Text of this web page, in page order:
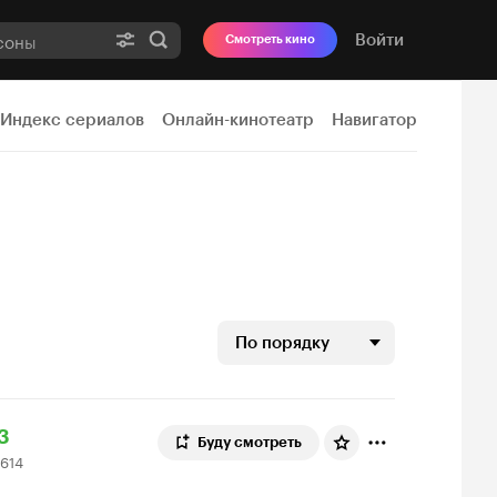
Смотреть кино Войти
Индекс сериалов Онлайн-кинотеатр Навигатор
По порядку
Буду смотреть